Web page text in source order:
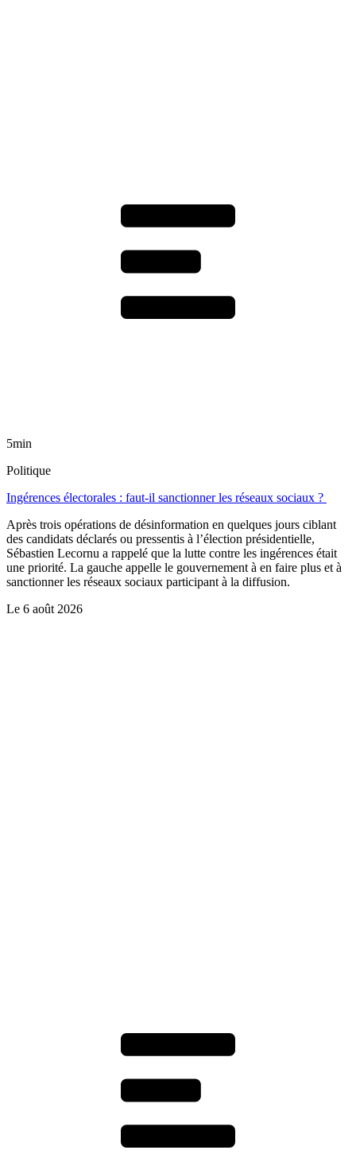
5min
Politique
Ingérences électorales : faut-il sanctionner les réseaux sociaux ?
Après trois opérations de désinformation en quelques jours ciblant
des candidats déclarés ou pressentis à l’élection présidentielle,
Sébastien Lecornu a rappelé que la lutte contre les ingérences était
une priorité. La gauche appelle le gouvernement à en faire plus et à
sanctionner les réseaux sociaux participant à la diffusion.
Le 6 août 2026